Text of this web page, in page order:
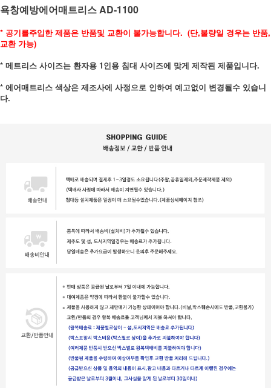
욕창예방에어매트리스 AD-1100
* 공기를주입한 제품은 반품및 교환이 불가능합니다. (단,불량일 경우는 반품,
교환 가능)
* 메트리스 사이즈는 환자용 1인용 침대 사이즈에 맞게 제작된 제품입니다.
* 에어매트리스 색상은 제조사에 사정으로 인하여 예고없이 변경될수 있습니
다.